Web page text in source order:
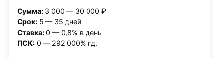
Сумма:3 000 — 30 000 ₽
Срок:5 — 35 дней
Ставка:0 — 0,8% в день
ПСК:0 — 292,000% гд.